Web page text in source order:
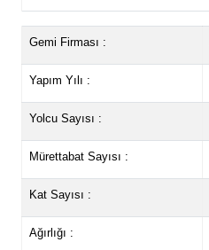
Gemi Firması :
Yapım Yılı :
Yolcu Sayısı :
Mürettabat Sayısı :
Kat Sayısı :
Ağırlığı :